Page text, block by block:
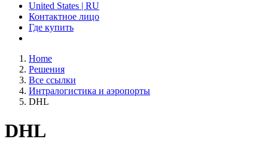
United States | RU
Контактное лицо
Где купить
Home
Решения
Все ссылки
Интралогистика и аэропорты
DHL
DHL